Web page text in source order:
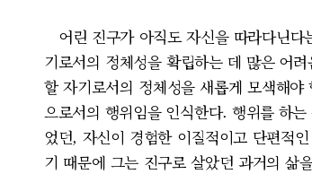
어린 진구가 아직도 자신을 따라다닌
기로서의 정체성을 확립하는 데 많은 어
할 자기로서의 정체성을 새롭게 모색해
으로서의 행위임을 인식한다. 행위를 하
었던, 자신이 경험한 이질적이고 단편적
기 때문에 그는 진구로 살았던 과거의 삶